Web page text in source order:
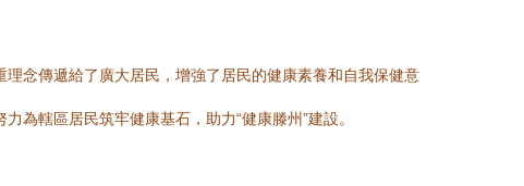
念傳遞給了廣大居民，增強了居民的健康素養和自我保健意
為轄區居民筑牢健康基石，助力“健康滕州”建設。